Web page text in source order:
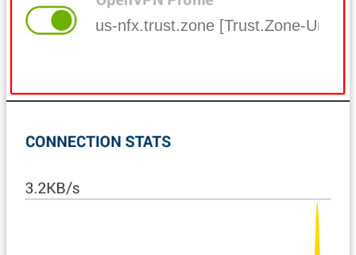
us-nfx.trust.zone [Trust.Zone-